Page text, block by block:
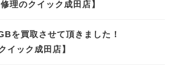
理のクイック成田店】
を買取させて頂きました！
イック成田店】